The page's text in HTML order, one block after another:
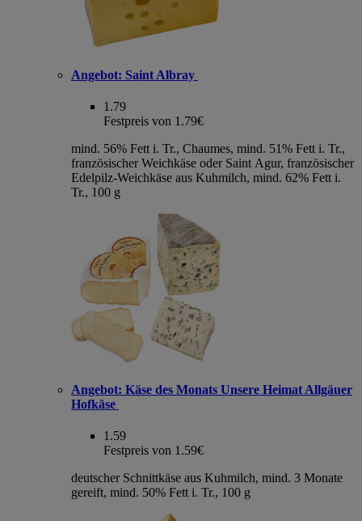
Angebot: Saint Albray
1.79
Festpreis von 1.79€
mind. 56% Fett i. Tr., Chaumes, mind. 51% Fett i. Tr.,
französischer Weichkäse oder Saint Agur, französischer
Edelpilz-Weichkäse aus Kuhmilch, mind. 62% Fett i.
Tr., 100 g
Angebot: Käse des Monats Unsere Heimat Allgäuer
Hofkäse
1.59
Festpreis von 1.59€
deutscher Schnittkäse aus Kuhmilch, mind. 3 Monate
gereift, mind. 50% Fett i. Tr., 100 g